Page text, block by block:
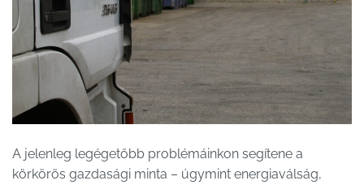
A jelenleg legégetőbb problémáinkon segítene a
körkörös gazdasági minta – úgymint energiaválság,